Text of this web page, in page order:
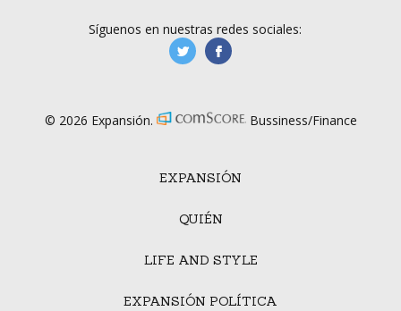
EXPANSIÓN
QUIÉN
LIFE AND STYLE
EXPANSIÓN POLÍTICA
Síguenos en nuestras redes sociales:
manufacturaGE
© 2026 Expansión. Bussiness/Finance